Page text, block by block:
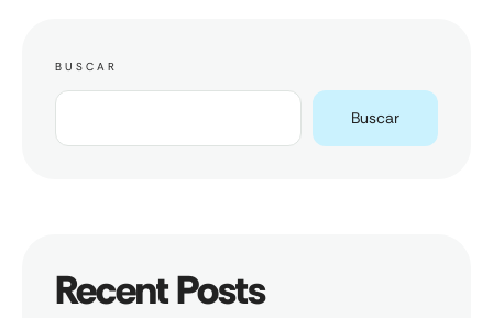
BUSCAR
Buscar
Recent Posts